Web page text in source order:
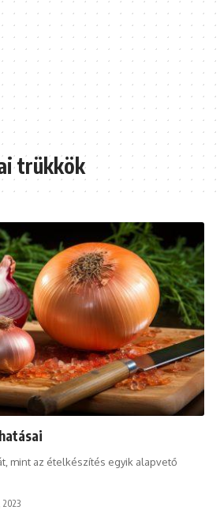
trükkök
mint az ételkészítés egyik alapvető
2023